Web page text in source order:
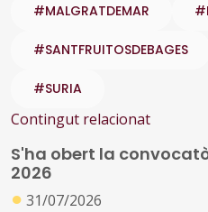
#MALGRATDEMAR
#SANTFRUITOSDEBAGES
#SURIA
Contingut relacionat
S'ha obert la
2026
● 31/07/2026